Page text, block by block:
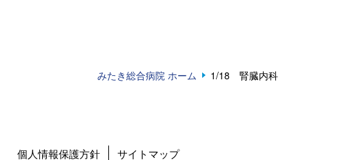
みたき総合病院 ホーム 1/18 腎臓内科
個人情報保護方針 サイトマップ